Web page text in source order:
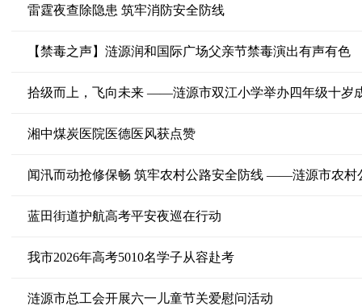
雷霆夜查除隐患 筑牢消防安全防线
【禁毒之声】涟源润和国际广场父亲节禁毒演出有声有色
拾级而上，飞向未来 ——涟源市双江小学举办四年级十岁
湘中煤炭医院医德医风获点赞
蓝田街道护航高考平安夜巡在行动
我市2026年高考5010名学子从容赴考
涟源市总工会开展六一儿童节关爱慰问活动